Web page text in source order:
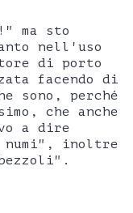
ma sto
nell'uso
di porto
facendo di
sono, perché
che anche
a dire
numi", inoltre